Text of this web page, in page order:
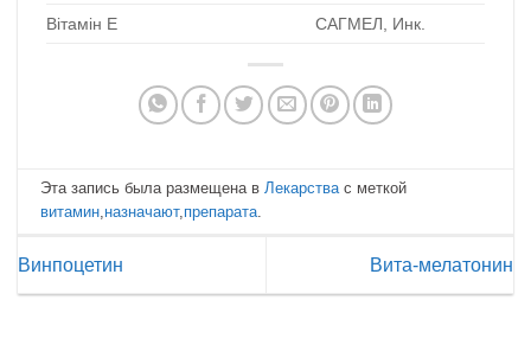
Вітамін Е САГМЕЛ, Инк.
Эта запись была размещена вЛекарствас меткой
витамин,назначают,препарата.
Винпоцетин Вита-мелатонин